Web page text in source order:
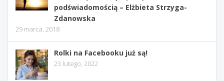
podświadomością – Elżbieta Strzyga-
Zdanowska
29 marca, 2018
Rolki na Facebooku już są!
23 lutego, 2022